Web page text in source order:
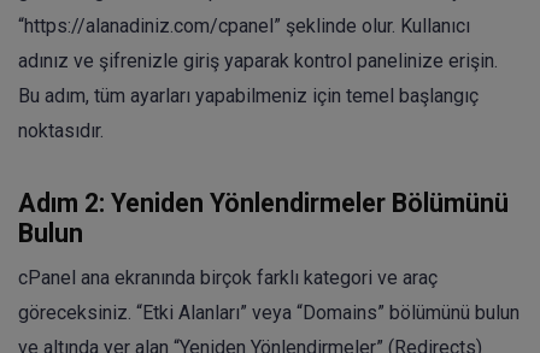
“https://alanadiniz.com/cpanel” şeklinde olur. Kullanıcı
adınız ve şifrenizle giriş yaparak kontrol panelinize erişin.
Bu adım, tüm ayarları yapabilmeniz için temel başlangıç
noktasıdır.
Adım 2: Yeniden Yönlendirmeler Bölümünü
Bulun
cPanel ana ekranında birçok farklı kategori ve araç
göreceksiniz. “Etki Alanları” veya “Domains” bölümünü bulun
ve altında yer alan “Yeniden Yönlendirmeler” (Redirects)